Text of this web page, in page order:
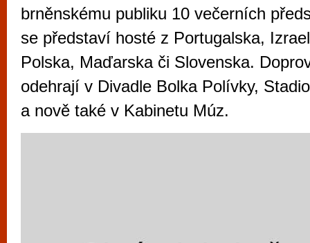
brněnskému publiku 10 večerních
se představí hosté z Portugalska,
Polska, Maďarska či Slovenska.
odehrají v Divadle Bolka Polívky,
a nově také v Kabinetu Múz.
vyzkoušet různé kasinové hry. V
metropoli naleznete širokou nabídku her
po moderní automaty jak pro pravidelné
příležitostné hráče. V...